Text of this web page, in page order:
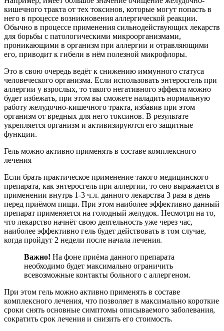
кишечного тракта от тех токсинов, которые могут попасть в
него в процессе возникновения аллергической реакции.
Обычно в процессе применения сильнодействующих лекарств
для борьбы с патологическими микроорганизмами,
проникающими в организм при аллергии и отравляющими
его, приводит к гибели в нём полезной микрофлоры.
Это в свою очередь ведёт к снижению иммунного статуса
человеческого организма. Если использовать энтеросгель при
аллергии у взрослых, то такого негативного эффекта можно
будет избежать, при этом вы сможете наладить нормальную
работу желудочно-кишечного тракта, избавив при этом
организм от вредных для него токсинов. В результате
укрепляется организм и активизируются его защитные
функции.
Гель можно активно применять в составе комплексного
лечения
Если брать практическое применение такого медицинского
препарата, как энтеросгель при аллергии, то оно выражается в
применении внутрь 1-3 ч.л. данного лекарства 3 раза в день
перед приёмом пищи. При этом наиболее эффективно данный
препарат применяется на голодный желудок. Несмотря на то,
что лекарство начнёт свою деятельность уже через час,
наиболее эффективно гель будет действовать в том случае,
когда пройдут 2 недели после начала лечения.
Важно! На фоне приёма данного препарата
необходимо будет максимально ограничить
всевозможные контакты больного с аллергеном.
При этом гель можно активно применять в составе
комплексного лечения, что позволяет в максимально короткие
сроки снять основные симптомы описываемого заболевания,
сократить срок лечения и снизить его стоимость.